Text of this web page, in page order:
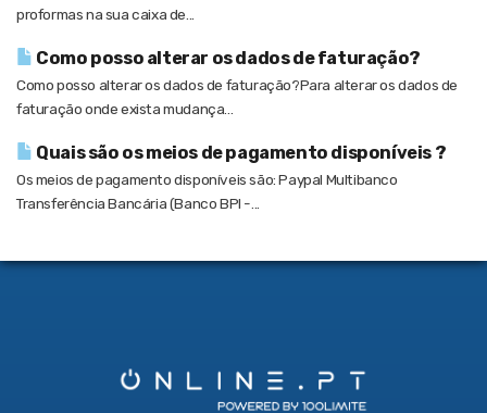
proformas na sua caixa de...
Como posso alterar os dados de faturação?
Como posso alterar os dados de faturação?Para alterar os dados de
faturação onde exista mudança...
Quais são os meios de pagamento disponíveis ?
Os meios de pagamento disponíveis são: Paypal Multibanco
Transferência Bancária (Banco BPI -...